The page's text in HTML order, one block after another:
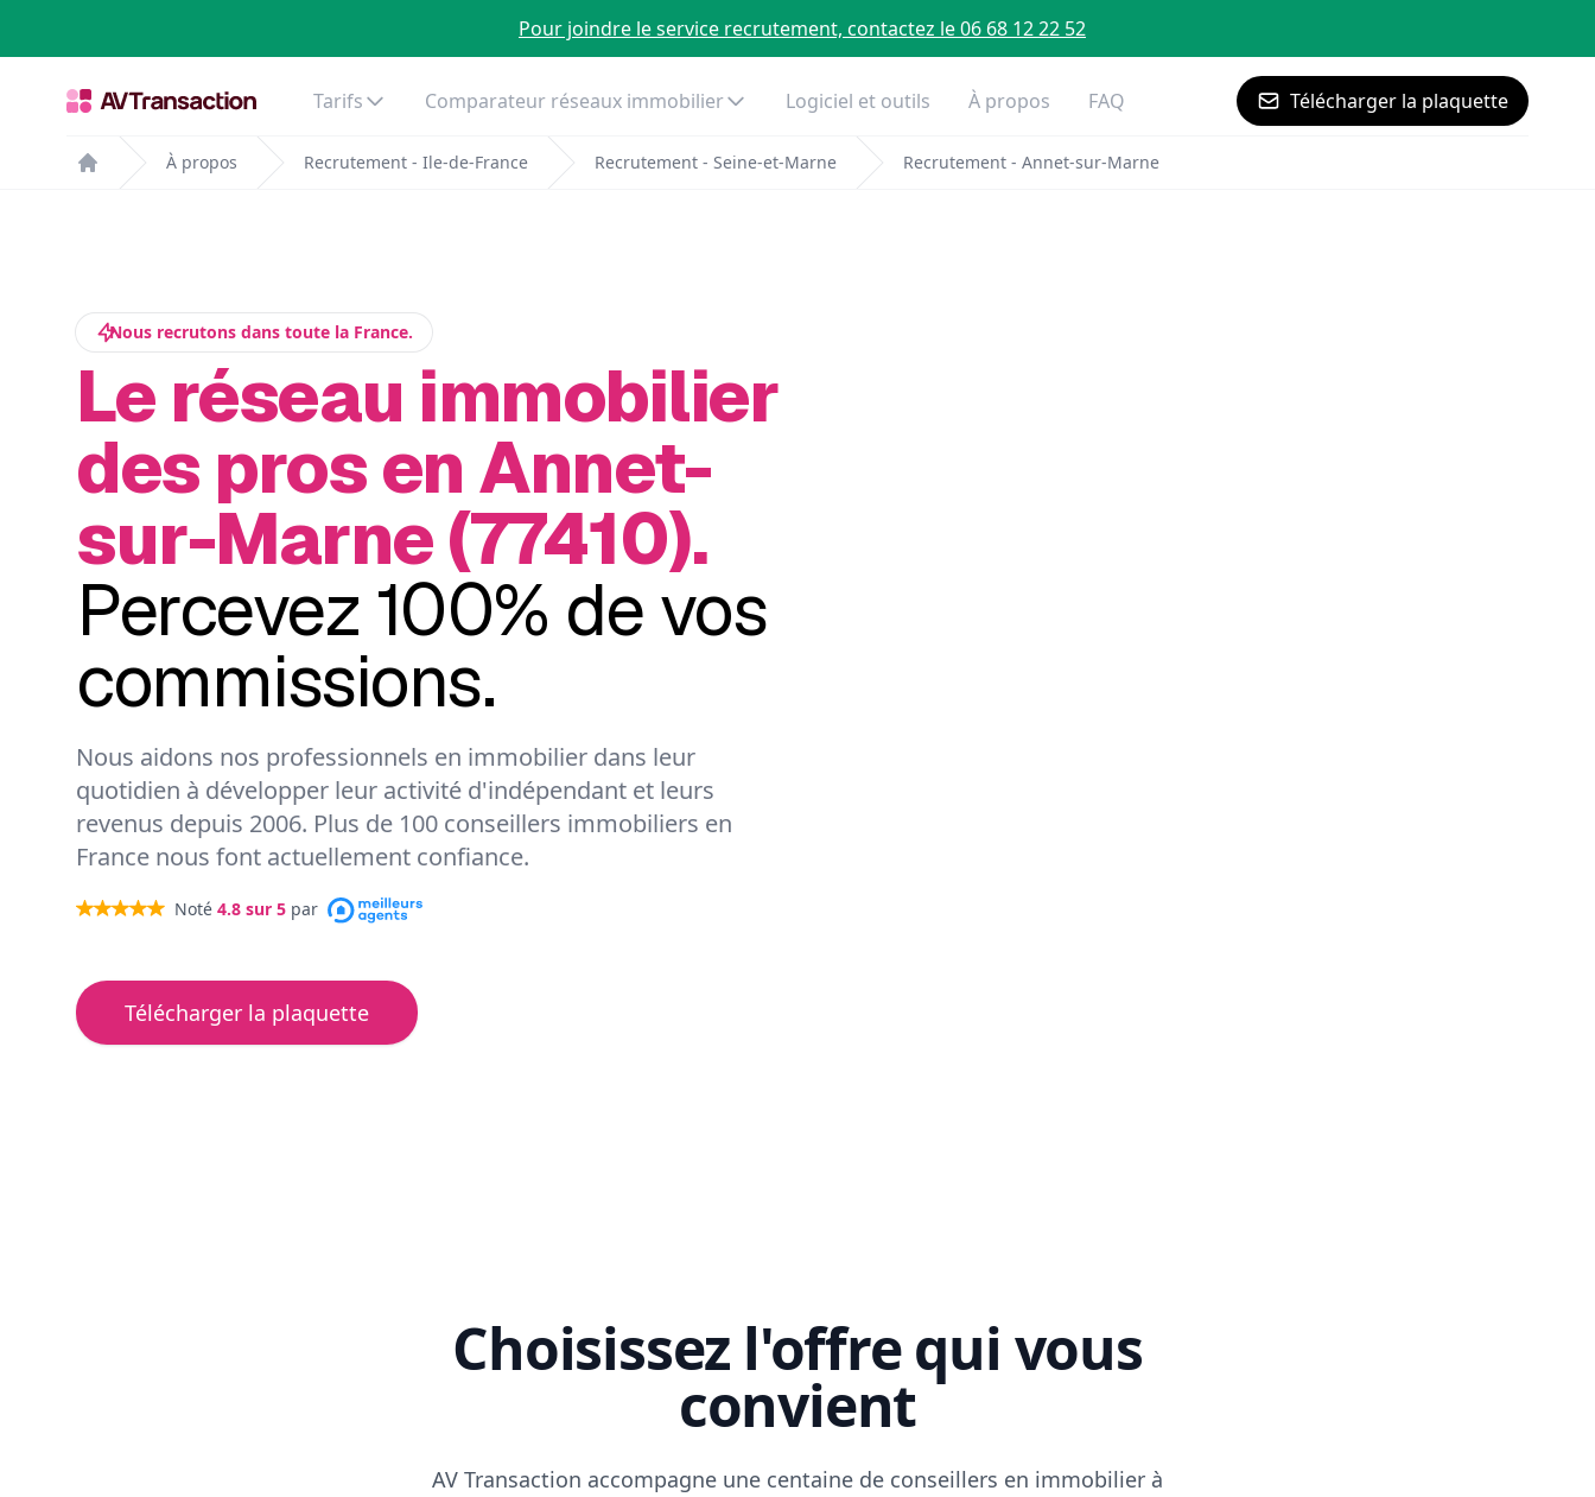
Pour joindre le service recrutement, contactez le 06 68 12 22 52
Tarifs Comparateur réseaux immobilier Logiciel et outils À propos FAQ Télécharger la plaquette
Home
À propos Recrutement - Ile-de-France Recrutement - Seine-et-Marne Recrutement - Annet-sur-Marne
Nous recrutons dans toute la France.
Le réseau immobilier
des pros en Annet-
sur-Marne (77410).
Percevez 100% de vos
commissions.
Nous aidons nos professionnels en immobilier dans leur
quotidien à développer leur activité d'indépendant et leurs
revenus depuis 2006. Plus de 100 conseillers immobiliers en
France nous font actuellement confiance.
Noté 4.8 sur 5 par
Télécharger la plaquette
Choisissez l'offre qui vous
convient
AV Transaction accompagne une centaine de conseillers en immobilier à